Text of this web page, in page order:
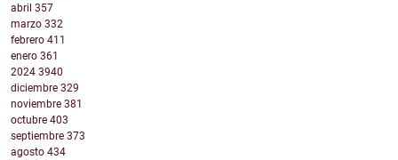
abril 357
marzo 332
febrero 411
enero 361
2024 3940
diciembre 329
noviembre 381
octubre 403
septiembre 373
agosto 434